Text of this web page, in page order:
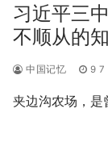
习近平三
不顺从的
中国记忆 9 7
夹边沟农场，